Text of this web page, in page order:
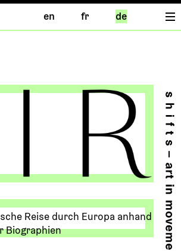
en fr de
Reise durch Europa anhand
Biographien